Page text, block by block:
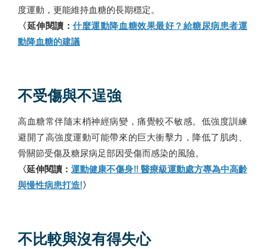
度運動，更能維持血糖的長期穩定。
〈延伸閱讀：什麼運動降血糖效果最好？給糖尿病患者運
動降血糖的建議
不受傷與不逞強
高血糖常伴隨末梢神經病變，痛覺較不敏感。低強度訓練
避開了高強度運動可能帶來的巨大衝擊力，降低了肌肉、
骨關節受傷及糖尿病足部因受傷而感染的風險。
〈延伸閱讀：運動健康不傷身!! 醫療級運動處方專為中高齡
與慢性病患打造!〉
不比較與沒有得失心